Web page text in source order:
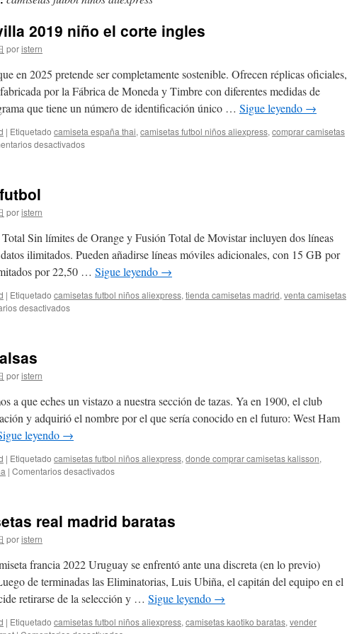
2019 niño el corte ingles
poristern
en 2025 pretende ser completamente sostenible. Ofrecen réplicas oficiales,
por la Fábrica de Moneda y Timbre con diferentes medidas de
que tiene un número de identificación único … Sigue leyendo →
| Etiquetado camiseta españa thai, camisetas futbol niños aliexpress, comprar camisetas
desactivadosen
ingles
poristern
Sin límites de Orange y Fusión Total de Movistar incluyen dos líneas
ilimitados. Pueden añadirse líneas móviles adicionales, con 15 GB por
por 22,50 … Sigue leyendo →
| Etiquetado camisetas futbol niños aliexpress, tienda camisetas madrid, venta camisetas
desactivadosen
poristern
a que eches un vistazo a nuestra sección de tazas. Ya en 1900, el club
y adquirió el nombre por el que sería conocido en el futuro: West Ham
leyendo →
| Etiquetado camisetas futbol niños aliexpress, donde comprar camisetas kalisson,
| Comentarios desactivadosen
real madrid baratas
poristern
francia 2022 Uruguay se enfrentó ante una discreta (en lo previo)
de terminadas las Eliminatorias, Luis Ubiña, el capitán del equipo en el
retirarse de la selección y … Sigue leyendo →
| Etiquetado camisetas futbol niños aliexpress, camisetas kaotiko baratas, vender